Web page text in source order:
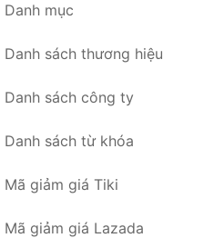
Danh mục
Danh sách thương hiệu
Danh sách công ty
Danh sách từ khóa
Mã giảm giá Tiki
Mã giảm giá Lazada